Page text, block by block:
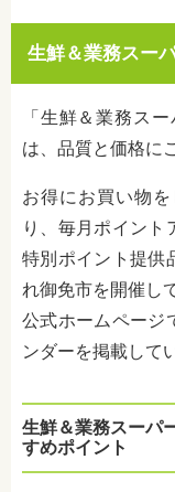
生鮮＆業務スー
「生鮮＆業務ス
は、品質と価格に
お得にお買い物
り、毎月ポイント
特別ポイント提供
れ御免市を開催し
公式ホームページ
ンダーを掲載して
生鮮＆業務スーパ
すめポイント